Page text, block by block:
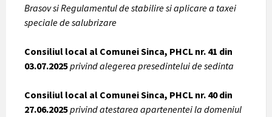
Brasov si Regulamentul de stabilire si aplicare a taxei
speciale de salubrizare
Consiliul local al Comunei Sinca, PHCL nr. 41 din
03.07.2025privind alegerea presedintelui de sedinta
Consiliul local al Comunei Sinca, PHCL nr. 40 din
27.06.2025privind atestarea apartenentei la domeniul